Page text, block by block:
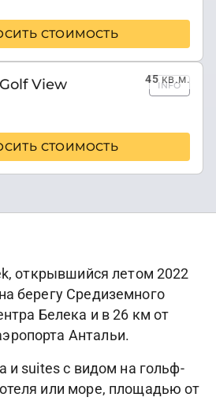
СТОИМОСТЬ
45кв.м.
View INFO
СТОИМОСТЬ
открывшийся летом 2022
берегу Средиземного
Белека и в 26 км от
Антальи.
и suites с видом на гольф-
или море, площадью от